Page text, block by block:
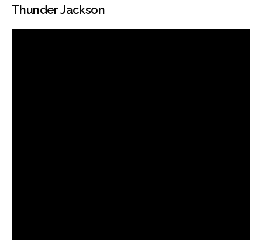
Thunder Jackson